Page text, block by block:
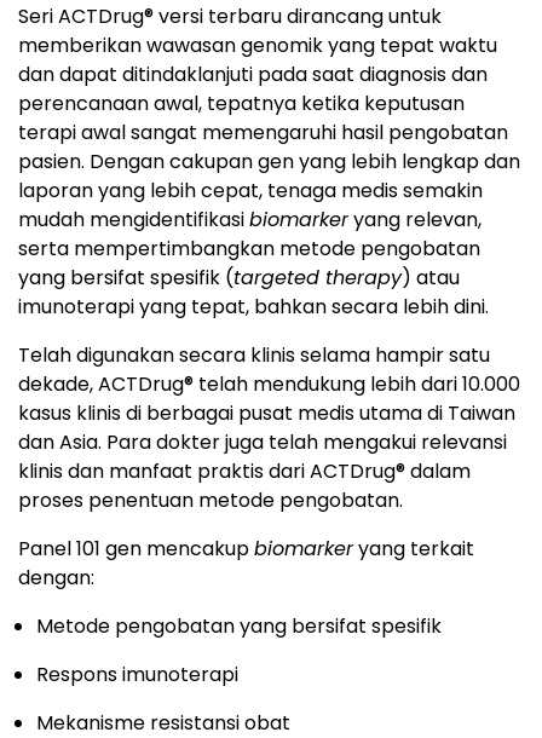
Seri ACTDrug® versi terbaru dirancang untuk
memberikan wawasan genomik yang tepat waktu
dan dapat ditindaklanjuti pada saat diagnosis dan
perencanaan awal, tepatnya ketika keputusan
terapi awal sangat memengaruhi hasil pengobatan
pasien. Dengan cakupan gen yang lebih lengkap dan
laporan yang lebih cepat, tenaga medis semakin
mudah mengidentifikasibiomarkeryang relevan,
serta mempertimbangkan metode pengobatan
yang bersifat spesifik (targeted therapy) atau
imunoterapi yang tepat, bahkan secara lebih dini.
Telah digunakan secara klinis selama hampir satu
dekade, ACTDrug® telah mendukung lebih dari 10.000
kasus klinis di berbagai pusat medis utama di Taiwan
dan Asia. Para dokter juga telah mengakui relevansi
klinis dan manfaat praktis dari ACTDrug® dalam
proses penentuan metode pengobatan.
Panel 101 gen mencakupbiomarkeryang terkait
dengan:
Metode pengobatan yang bersifat spesifik
Respons imunoterapi
Mekanisme resistansi obat